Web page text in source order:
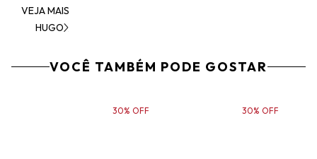
VEJA MAIS
HUGO
VOCÊ TAMBÉM PODE GOSTAR
30% OFF 30% OFF